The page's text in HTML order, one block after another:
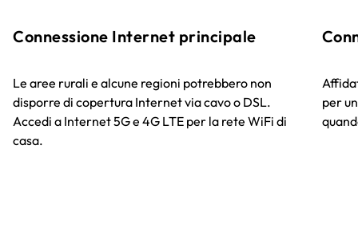
Connessione Internet principale
Le aree rurali e alcune regioni potrebbero non
disporre di copertura Internet via cavo o DSL.
Accedi a Internet 5G e 4G LTE per la rete WiFi di
casa.
per